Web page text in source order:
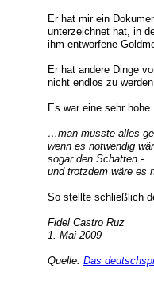
Er hat mir ein
unterzeichnet hat, in
ihm entworfene
Er hat andere Dinge
nicht endlos zu werden.
Es war eine sehr
…man müsste alles
wenn es notwendig
sogar den Schatten -
und trotzdem wäre es
So stellte schließlich
Fidel Castro Ruz
1. Mai 2009
Quelle: Das